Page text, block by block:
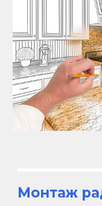
Монтаж